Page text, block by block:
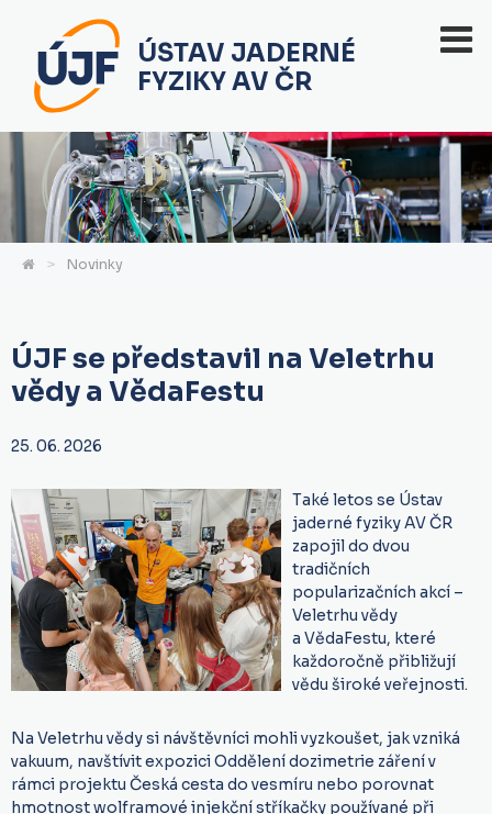
ÚSTAV JADERNÉ
FYZIKY AV ČR
Novinky
ÚJF se představil na Veletrhu
vědy a VědaFestu
25. 06. 2026
Také letos se Ústav
jaderné fyziky AV ČR
zapojil do dvou
tradičních
popularizačních akcí –
Veletrhu vědy
a VědaFestu, které
každoročně přibližují
vědu široké veřejnosti.
Na Veletrhu vědy si návštěvníci mohli vyzkoušet, jak vzniká
vakuum, navštívit expozici Oddělení dozimetrie záření v
rámci projektu Česká cesta do vesmíru nebo porovnat
hmotnost wolframové injekční stříkačky používané při